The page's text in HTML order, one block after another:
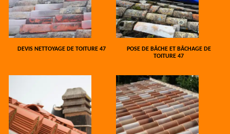
DEVIS NETTOYAGE DE TOITURE 47
POSE DE BÂCHE ET BÂCHAGE DE
TOITURE 47